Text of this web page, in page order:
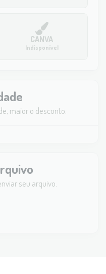
CANVA
Indisponível
maior o desconto.
seu arquivo.